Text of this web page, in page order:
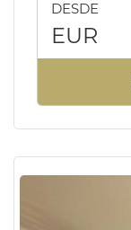
DESDE
EUR